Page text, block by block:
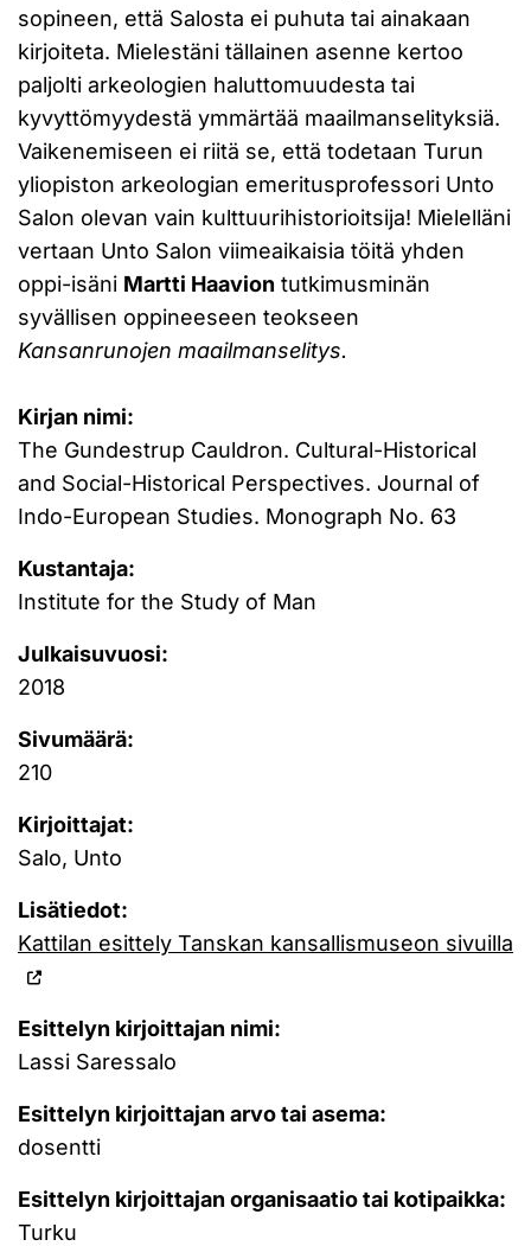
sopineen, että Salosta ei puhuta tai ainakaan
kirjoiteta. Mielestäni tällainen asenne kertoo
paljolti arkeologien haluttomuudesta tai
kyvyttömyydestä ymmärtää maailmanselityksiä.
Vaikenemiseen ei riitä se, että todetaan Turun
yliopiston arkeologian emeritusprofessori Unto
Salon olevan vain kulttuurihistorioitsija! Mielelläni
vertaan Unto Salon viimeaikaisia töitä yhden
oppi-isäni Martti Haavion tutkimusminän
syvällisen oppineeseen teokseen
Kansanrunojen maailmanselitys.
Kirjan nimi:
The Gundestrup Cauldron. Cultural-Historical
and Social-Historical Perspectives. Journal of
Indo-European Studies. Monograph No. 63
Kustantaja:
Institute for the Study of Man
Julkaisuvuosi:
2018
Sivumäärä:
210
Kirjoittajat:
Salo, Unto
Lisätiedot:
Kattilan esittely Tanskan kansallismuseon sivuilla
Esittelyn kirjoittajan nimi:
Lassi Saressalo
Esittelyn kirjoittajan arvo tai asema:
dosentti
Esittelyn kirjoittajan organisaatio tai kotipaikka:
Turku